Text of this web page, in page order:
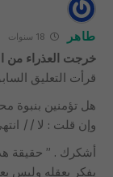
طاهر
خرجت العذراء من
قرأت التعليق
هل تؤمنين بنبوة
وإن قلت : لا //
أشكرك . ” حقيقة
يفكر بعقله وليس